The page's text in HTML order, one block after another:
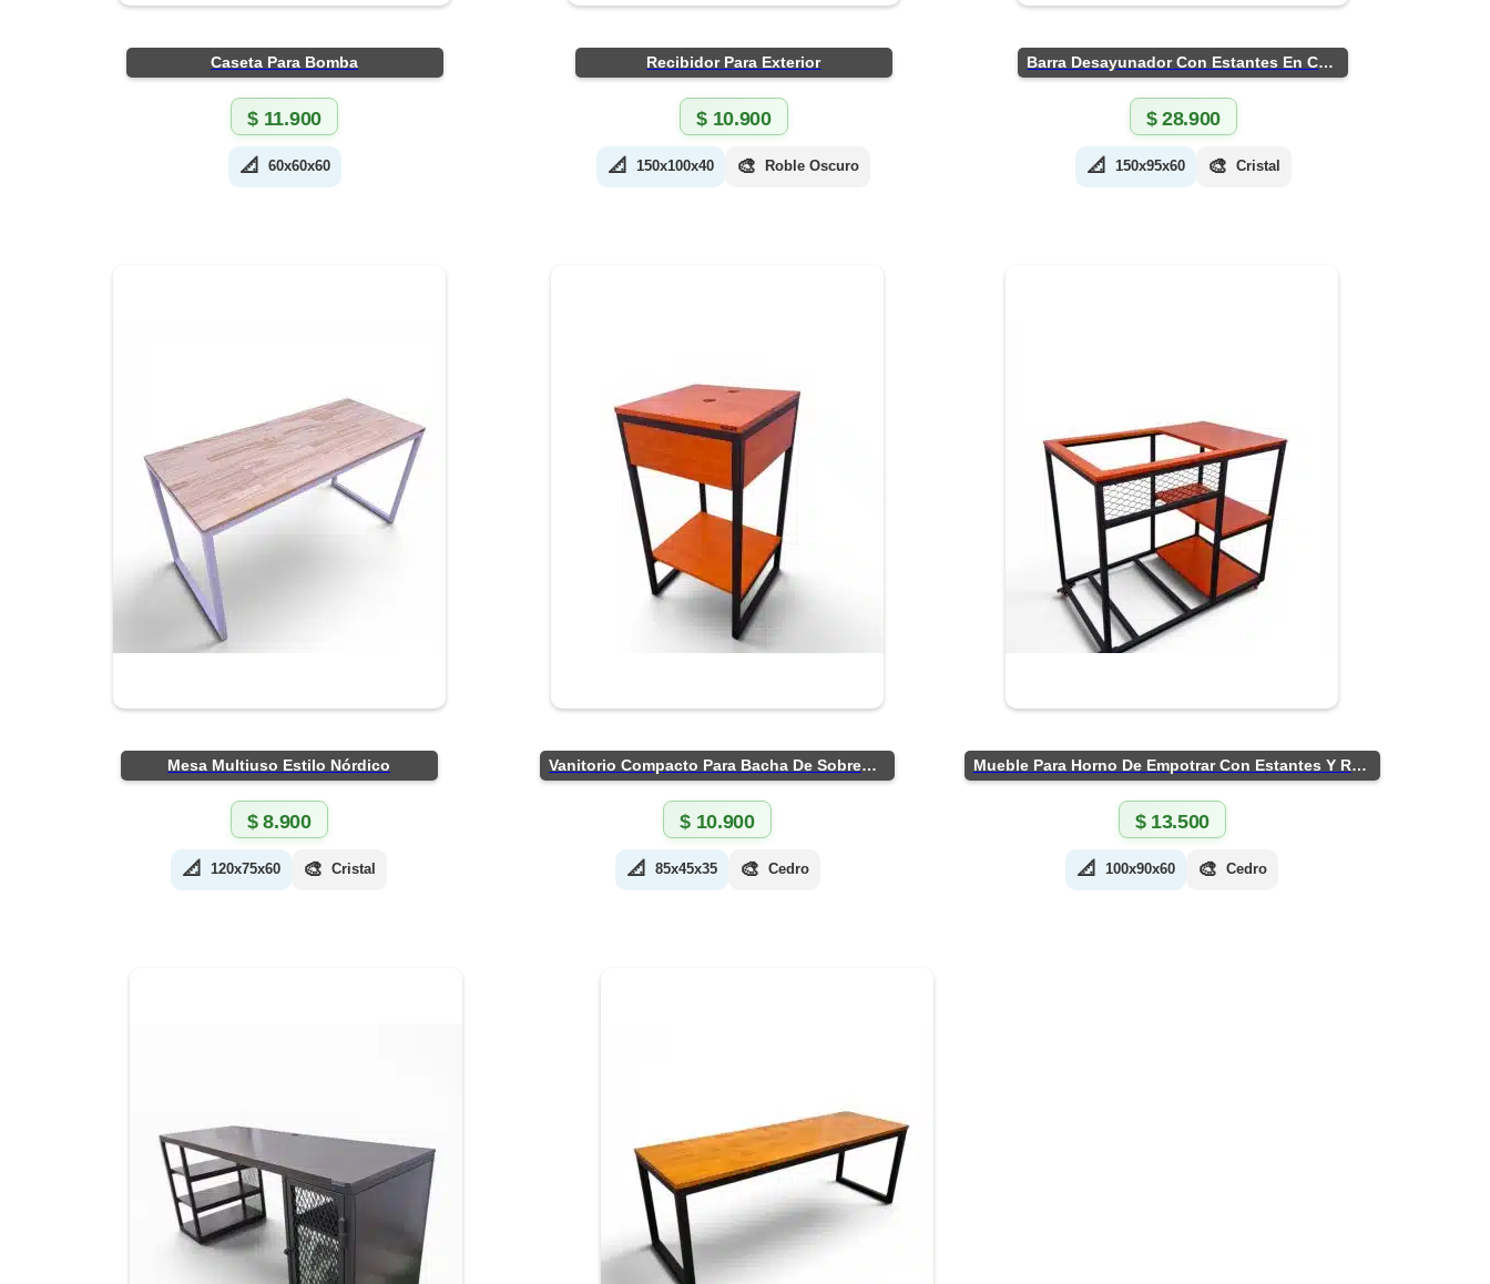
Caseta Para Bomba
$ 11.900
📐 60x60x60
Recibidor Para Exterior
$10.900
📐 150x100x40 🎨 Roble Oscuro
Barra Desayunador Con Estantes En Chapa
$28.900
📐 150x95x60 🎨 Cristal
Mesa Multiuso Estilo Nórdico
$8.900
📐 120x75x60 🎨 Cristal
Vanitorio Compacto Para Bacha De Sobreponer
$10.900
📐 85x45x35 🎨 Cedro
Mueble Para Horno De Empotrar Con Estantes Y Ruedas
$13.500
📐 100x90x60 🎨 Cedro